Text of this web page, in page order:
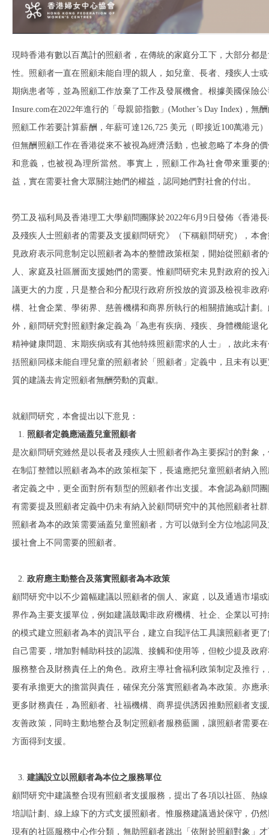
現時香港有數以百萬計的照顧者，在傳統的家庭分工下，大部分都
性。照顧者一直在照顧未能自理的親人，如兒童、長者、殘疾人士
期病患者等，並為照顧工作放棄了工作及發展機會。根據美國保險
Insure.com在2022年進行的「母親節指數」(Mother’s Day Index)，無
照顧工作若要計算薪酬，年薪可達126,725 美元（即接近100萬港元
但無酬照顧工作在香港從來不被視為經濟活動，也被忽略了本身的
和意義，也被視為理所當然。事實上，照顧工作為社會帶來重要的
益，實在需要社會大眾關注她們的權益，認同她們對社會的付出。
勞工及福利局及香港理工大學顧問團隊於2022年6月9日發佈《香港
及殘疾人士照顧者的需要及支援顧問研究》（下稱顧問研究），本
見政府表示同意制定以照顧者為本的整體政策框架，開始從照顧者
人、家庭及社區層面支援她們的需要。惟顧問研究未見對政府的投
議更大的力度，只是整合和分配現行政府所投放的資源及檢視非政
構、社會企業、學術界、慈善機構和商界所執行的相關措施或計劃
外，顧問研究對照顧對象定義為「為患有疾病、殘疾、身體機能退
精神健康問題、末期疾病或有其他特殊照顧需求的人士」，故此未
括照顧同樣未能自理兒童的照顧者於「照顧者」定義中，且未有以
質的建議去肯定照顧者無酬勞動的貢獻。
就顧問研究，本會提出以下意見：
照顧者定義應涵蓋兒童照顧者
是次顧問研究雖然是以長者及殘疾人士照顧者作為主要探討的對象
在制訂整體以照顧者為本的政策框架下，長遠應把兒童照顧者納入
者定義之中，更全面對所有類型的照顧者作出支援。本會認為顧問
有需要提及照顧者定義中仍未有納入於顧問研究中的其他照顧者社
照顧者為本的政策需要涵蓋兒童照顧者，方可以做到全方位地認同
援社會上不同需要的照顧者。
政府應主動整合及落實照顧者為本政策
顧問研究中以不少篇幅建議以照顧者的個人、家庭，以及通過市場
界作為主要支援單位，例如建議鼓勵非政府機構、社企、企業以可
的模式建立照顧者為本的資訊平台，建立自我評估工具讓照顧者更
自己需要，增加對輔助科技的認識、接觸和使用等，但較少提及政
服務整合及財務責任上的角色。政府主導社會福利政策制定及推行
要有承擔更大的擔當與責任，確保充分落實照顧者為本政策。亦應
更多財務責任，為照顧者、社福機構、商界提供誘因推動照顧者支
友善政策，同時主動地整合及制定照顧者服務藍圖，讓照顧者需要
方面得到支援。
建議設立以照顧者為本位之服務單位
顧問研究中建議整合現有照顧者支援服務，提出了各項以社區、熱
培訓計劃、線上線下的方式支援照顧者。惟服務建議過於保守，仍
現有的社區服務中心作分類，無助照顧者跳出「依附於照顧對象」